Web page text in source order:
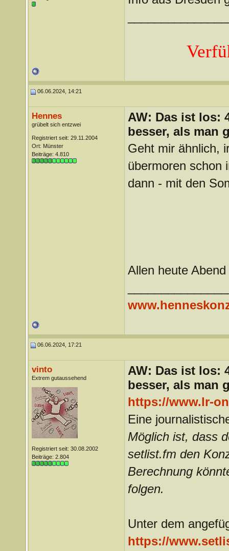
06.06.2024, 14:21
Hennes
grübelt sich entzwei
Registriert seit: 29.11.2004
Ort: Münster
Beiträge: 4.810
AW: Das ist los:
besser, als man
Geht mir ähnlich,
übermoren schon
dann - mit den
Allen heute
06.06.2024, 17:21
vinto
Extrem gutaussehend
Registriert seit: 30.08.2002
Beiträge: 2.804
AW: Das ist los:
besser, als man
https://www.lr-
Eine
Möglich ist, dass
setlist.fm den
Berechnung
folgen.
Unter dem
https://